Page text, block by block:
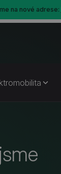
na nové adrese: